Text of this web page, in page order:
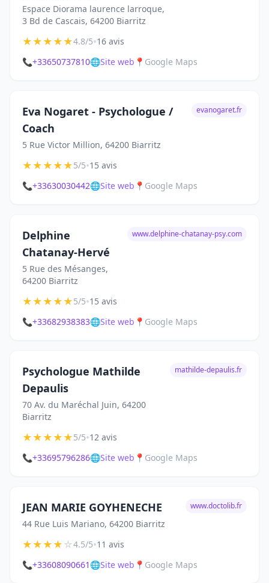
Espace Diorama laurence larroque,
3 Bd de Cascais, 64200 Biarritz
★★★★★4.8/5•16 avis
📞+33650737810🌐Site web 📍 Google Maps
Eva Nogaret - Psychologue /
Coach
5 Rue Victor Million, 64200 Biarritz
evanogaret.fr
★★★★★5/5•15 avis
📞+33630030442🌐Site web 📍 Google Maps
Delphine
Chatanay-Hervé
5 Rue des Mésanges,
64200 Biarritz
www.delphine-chatanay-psy.com
★★★★★5/5•15 avis
📞+33682938383🌐Site web 📍 Google Maps
Psychologue Mathilde
Depaulis
70 Av. du Maréchal Juin, 64200
Biarritz
mathilde-depaulis.fr
★★★★★5/5•12 avis
📞+33695796286🌐Site web 📍 Google Maps
JEAN MARIE GOYHENECHE
44 Rue Luis Mariano, 64200 Biarritz
www.doctolib.fr
★★★★☆4.5/5•11 avis
📞+33608090661 🌐Site web 📍 Google Maps